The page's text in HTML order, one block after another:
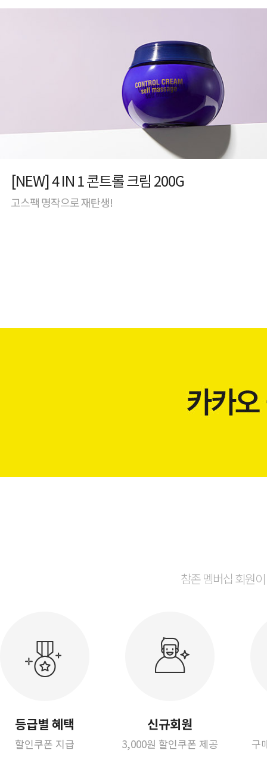
[NEW] 4 IN 1 콘트롤 크림 200G
고스팩 명작으로 재탄생!
참존 멤버십 회원
등급별 혜택
할인쿠폰 지급
신규회원
3,000원 할인쿠폰 제공 구